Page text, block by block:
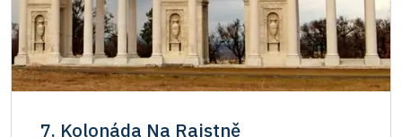
7. Kolonáda Na Rajstně